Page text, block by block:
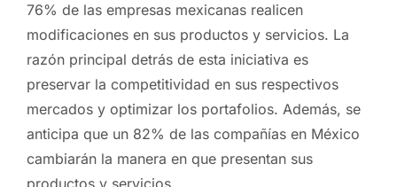
76% de las empresas mexicanas realicen
modificaciones en sus productos y servicios. La
razón principal detrás de esta iniciativa es
preservar la competitividad en sus respectivos
mercados y optimizar los portafolios. Además, se
anticipa que un 82% de las compañías en México
cambiarán la manera en que presentan sus